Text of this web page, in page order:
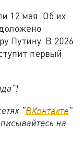
12 мая. Об их
Путину. В 2026
первый
"ВКонтакте"
на